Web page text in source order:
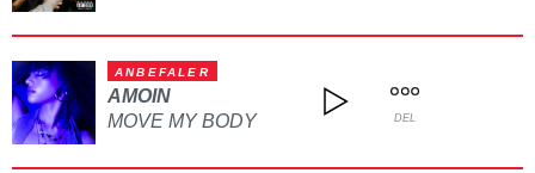
ANBEFALER
AMOIN
MOVE MY BODY
DEL